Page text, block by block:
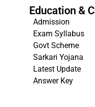
Education &
Admission
Exam Syllabus
Govt Scheme
Sarkari Yojana
Latest Update
Answer Key